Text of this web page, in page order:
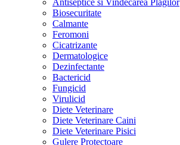
Antiseptice si Vindecarea Plăgilor
Biosecuritate
Calmante
Feromoni
Cicatrizante
Dermatologice
Dezinfectante
Bactericid
Fungicid
Virulicid
Diete Veterinare
Diete Veterinare Caini
Diete Veterinare Pisici
Gulere Protectoare